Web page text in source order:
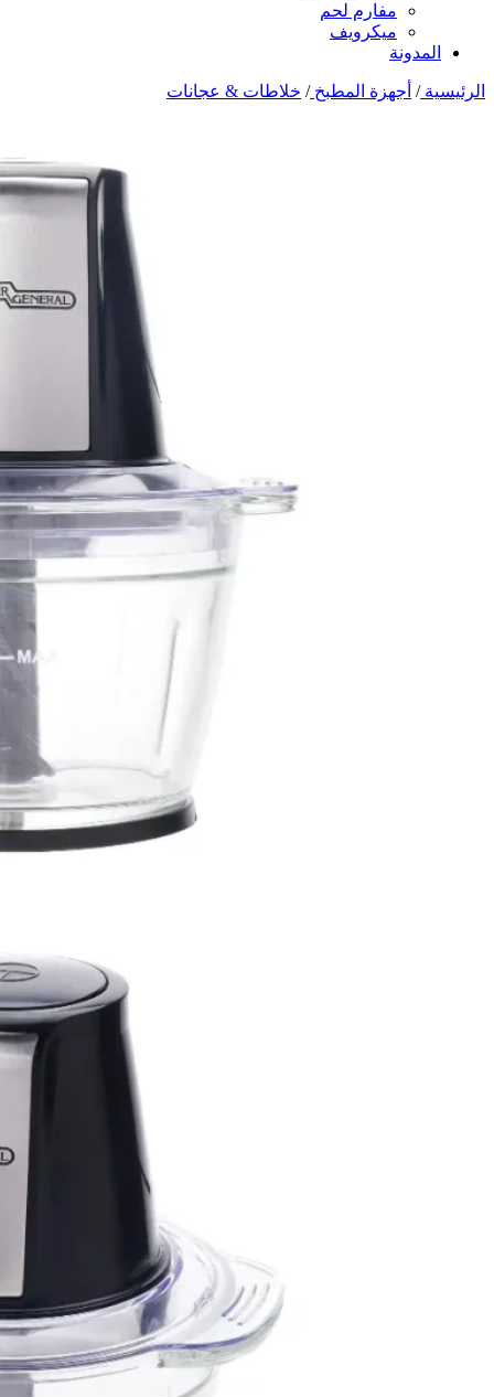
مفارم لحم
ميكرويف
المدونة
الرئيسية/ أجهزة المطبخ/ خلاطات & عجانات